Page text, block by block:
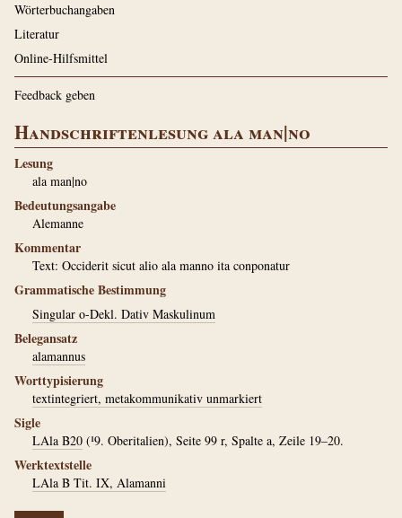
Wörterbuchangaben
Literatur
Online-Hilfsmittel
Feedback geben
Handschriftenlesung ala man|no
Lesung
ala man|no
Bedeutungsangabe
Alemanne
Kommentar
Text: Occiderit sicut alio ala manno ita conponatur
Grammatische Bestimmung
Singular o-Dekl. Dativ Maskulinum
Belegansatz
alamannus
Worttypisierung
textintegriert, metakommunikativ unmarkiert
Sigle
LAla B20 (¹9. Oberitalien), Seite 99 r, Spalte a, Zeile 19–20.
Werktextstelle
LAla B Tit. IX, Alamanni